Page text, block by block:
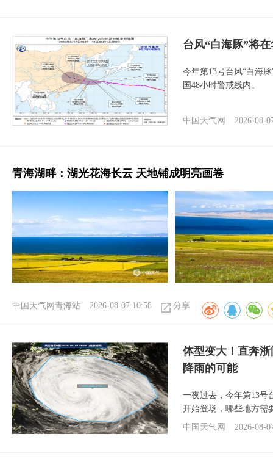
台风“白海豚”将
今年第13号台风“白海
国48小时警戒线内。
中国天气网 2026-08-
青海湖畔：湖光花海长云 天地铺成明亮画卷
中国天气网青海站 2026-08-07 10:58 分享
体型变大！直奔
降雨的可能
一夜过去，今年第13号
开始登场，哪些地方需
中国天气网
2026-08-